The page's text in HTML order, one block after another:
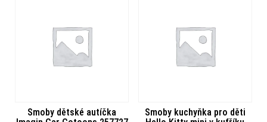
Smoby dětské autíčka
Smoby kuchyňka pro děti